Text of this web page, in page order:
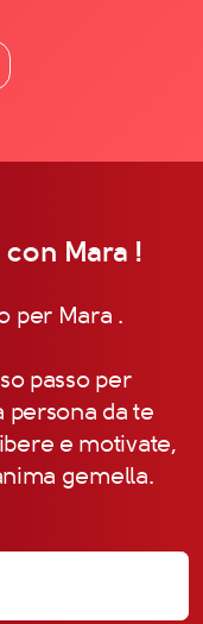
Mara !
per Mara .
passo per
da te
e motivate,
gemella.